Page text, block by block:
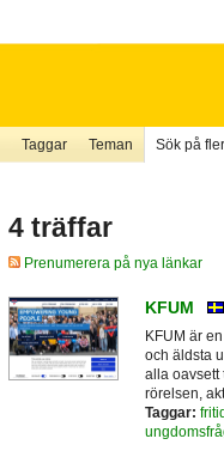
Taggar Teman Sök på
4 träffar
Prenumerera på nya länkar
KFUM
KFUM är
och äldsta
alla oavsett
rörelsen,
Taggar: